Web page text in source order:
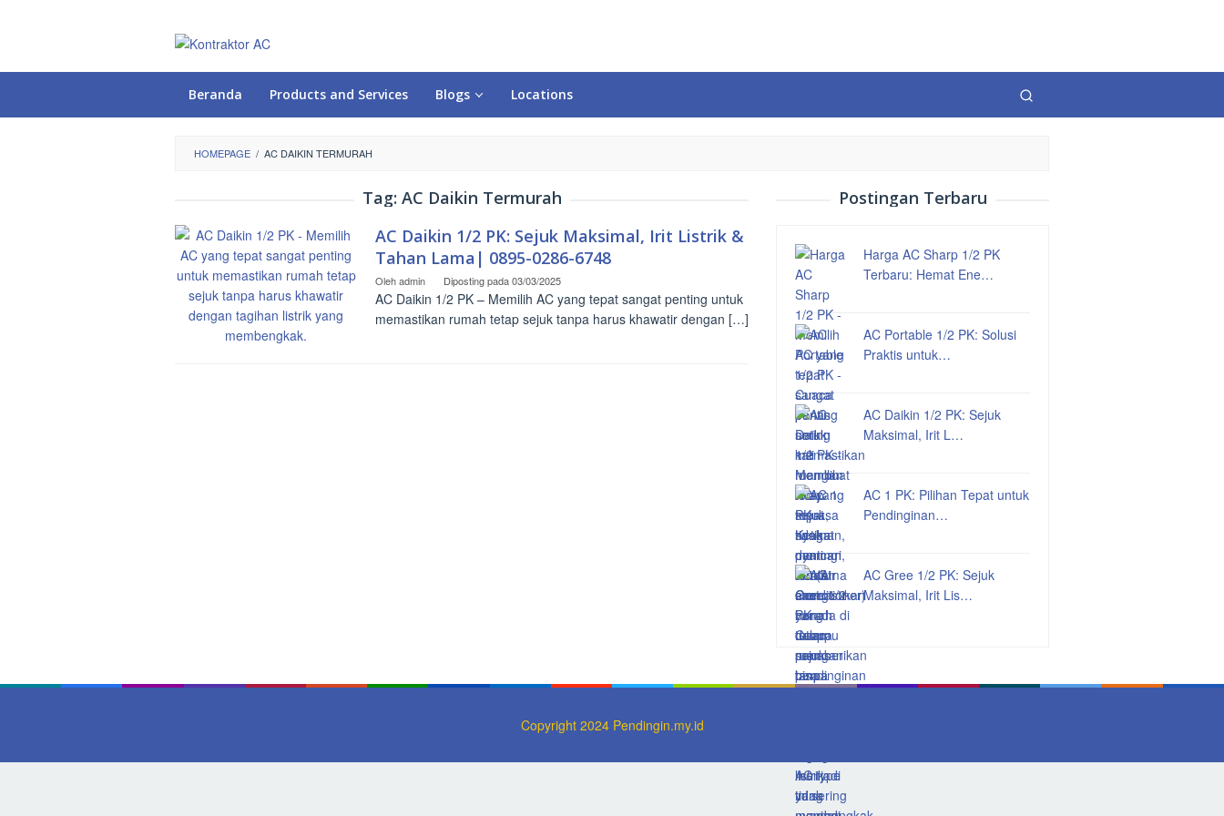
Beranda Products and Services Blogs Locations
HOMEPAGE / AC DAIKIN TERMURAH
Tag: AC Daikin Termurah
AC Daikin 1/2 PK: Sejuk Maksimal, Irit Listrik &
Tahan Lama| 0895-0286-6748
Olehadmin Diposting pada03/03/2025
AC Daikin 1/2 PK – Memilih AC yang tepat sangat penting untuk
memastikan rumah tetap sejuk tanpa harus khawatir dengan […]
Postingan Terbaru
Harga AC Sharp 1/2 PK
Terbaru: Hemat Ene…
AC Portable 1/2 PK: Solusi
Praktis untuk…
AC Daikin 1/2 PK: Sejuk
Maksimal, Irit L…
AC 1 PK: Pilihan Tepat untuk
Pendinginan…
AC Gree 1/2 PK: Sejuk
Maksimal, Irit Lis…
Copyright 2024 Pendingin.my.id